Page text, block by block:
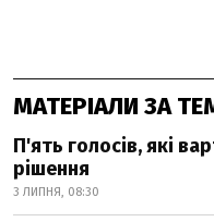
МАТЕРІАЛИ ЗА
П'ять голосів, які
рішення
3 ЛИПНЯ, 08:30